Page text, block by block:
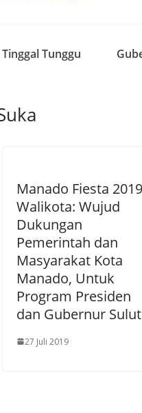
e s e
Tunggu
Manado Fiesta
Walikota: Wujud
Dukungan
Pemerintah dan
Masyarakat Kota
Manado, Untuk
Program Presiden
dan Gubernur Sulut
27 Juli 2019